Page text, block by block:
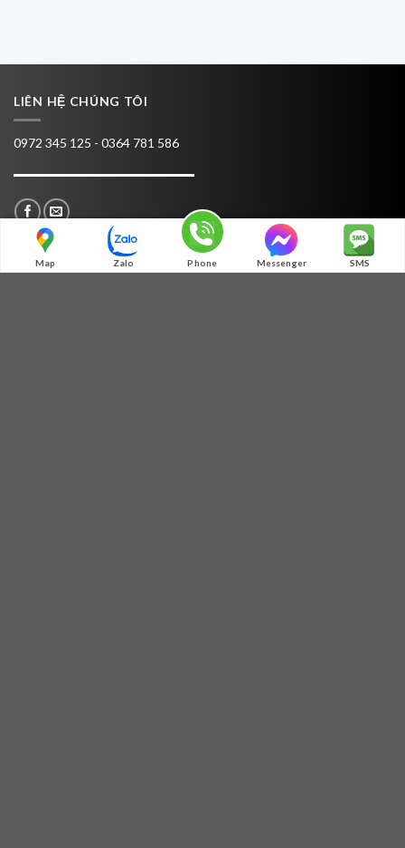
Map Zalo Phone Messenger SMS
LIÊN HỆ CHÚNG TÔI
0972 345 125 - 0364 781 586